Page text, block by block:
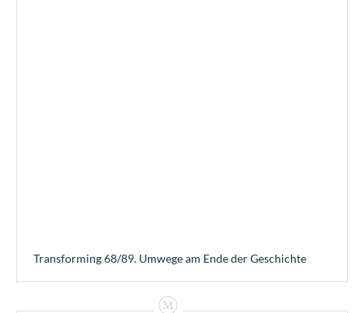
Transforming 68/89. Umwege am Ende der Geschichte